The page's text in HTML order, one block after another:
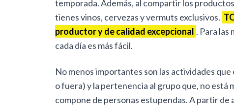
temporada. Además, al compartir los
tienes vinos, cervezas y vermuts exclusivos.
productor y de calidad excepcional . Para
cada día es más fácil.
No menos importantes son las actividades que
o fuera) y la pertenencia al grupo que, no está
compone de personas estupendas. A partir de